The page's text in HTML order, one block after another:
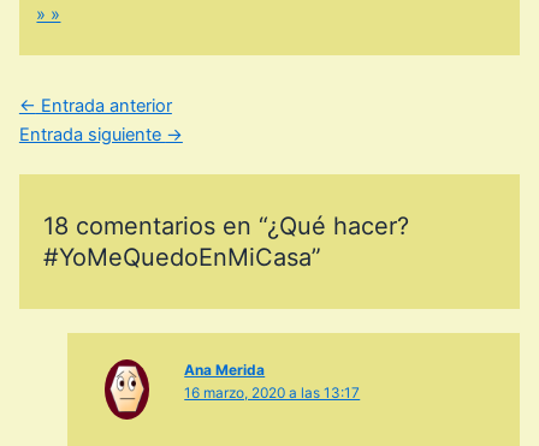
» »
← Entrada anterior
Entrada siguiente →
18 comentarios en “¿Qué hacer?
#YoMeQuedoEnMiCasa”
Ana Merida
16 marzo, 2020 a las 13:17